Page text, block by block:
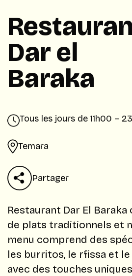
Dar el
Baraka
Tous les jours de 11h00 –
Temara
Partager
Restaurant Dar El
de plats traditionnels et
menu comprend des
les burritos, le rfissa et le
avec des touches